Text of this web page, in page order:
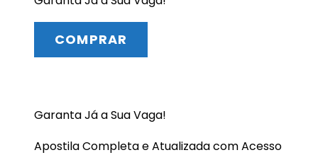
COMPRAR
Garanta Já a Sua Vaga!
Apostila Completa e Atualizada com Acesso